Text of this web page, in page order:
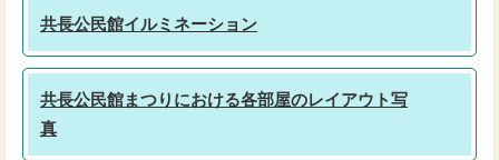
共長公民館イルミネーション
共長公民館まつりにおける各部屋のレイアウト写
真